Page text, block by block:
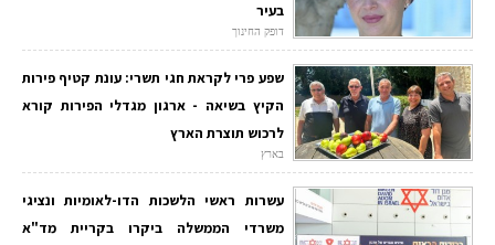
בעיר
דופק החינוך
שפע פרי לקראת חגי תשרי: עונת קטיף פירות
הקיץ בשיאה - ארגון מגדלי הפירות קורא
לרכוש תוצרת הארץ
בארץ
עשרות ראשי הלשכות הדו-לאומיות ונציגי
משרדי הממשלה ביקרו בקריית מד"א